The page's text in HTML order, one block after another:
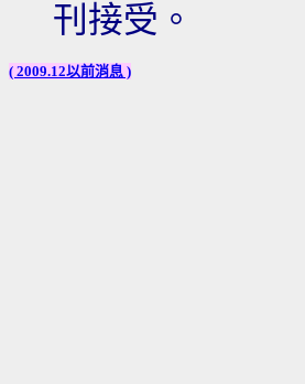
刊接受。
( 2009.12以前消息 )